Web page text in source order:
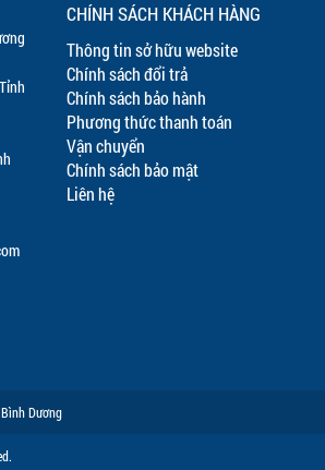
CHÍNH SÁCH KHÁCH HÀNG
Thông tin sở hữu website
Chính sách đổi trả
Chính sách bảo hành
Phương thức thanh toán
Vận chuyển
Chính sách bảo mật
Liên hệ
Dương